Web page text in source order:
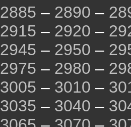
2885 – 2890 –
2915 – 2920 –
2945 – 2950 –
2975 – 2980 –
3005 – 3010 –
3035 – 3040 –